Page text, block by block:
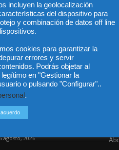
es
empresas se exponen a
penales
una prevención
agosto, 2026
incluyen la geolocalización
del dispositivo para
y combinación de datos off line
cookies para garantizar la
errores y servir
Podrás objetar al
en "Gestionar la
o pulsando "Configurar"..
.